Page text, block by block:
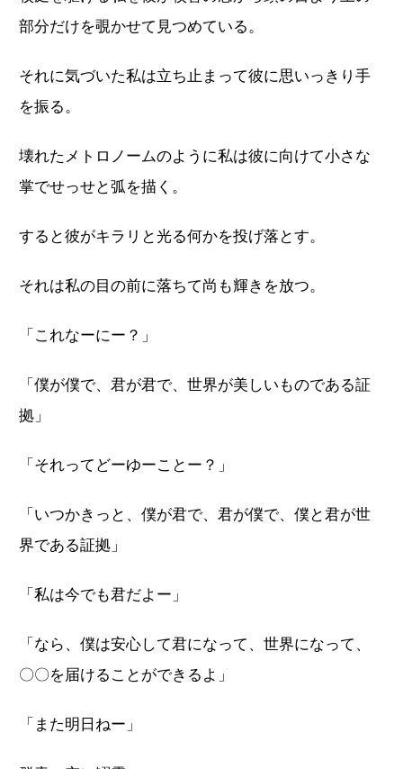
部分だけを覗かせて見つめている。
それに気づいた私は立ち止まって彼に思いっきり手
を振る。
壊れたメトロノームのように私は彼に向けて小さな
掌でせっせと弧を描く。
すると彼がキラリと光る何かを投げ落とす。
それは私の目の前に落ちて尚も輝きを放つ。
「これなーにー？」
「僕が僕で、君が君で、世界が美しいものである証
拠」
「それってどーゆーことー？」
「いつかきっと、僕が君で、君が僕で、僕と君が世
界である証拠」
「私は今でも君だよー」
「なら、僕は安心して君になって、世界になって、
〇〇を届けることができるよ」
「また明日ねー」